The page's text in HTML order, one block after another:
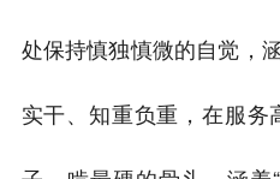
处保持慎独慎微的自觉，
实干、知重负重，在服务